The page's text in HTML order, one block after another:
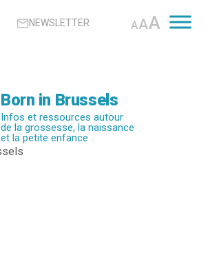
NEWSLETTER AAA
Born in Brussels
Infos et ressources autour
de la grossesse, la naissance
et la petite enfance